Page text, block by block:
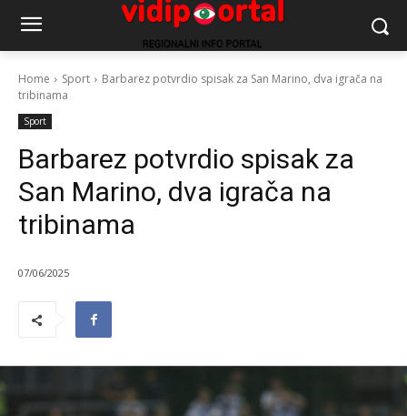
Home Sport
Barbarez potvrdio spisak za San Marino, dva igrača na
tribinama
Sport
Barbarez potvrdio spisak za
San Marino, dva igrača na
tribinama
07/06/2025